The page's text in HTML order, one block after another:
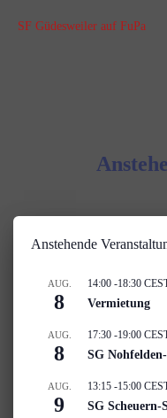
SF Güdesweiler auf FuPa
Anstehende
AUG.
8
14:00 -18:30
Vermietung
AUG.
8
17:30 -19:00
SG
AUG.
9
13:15 -15:00
SG Scheuern-